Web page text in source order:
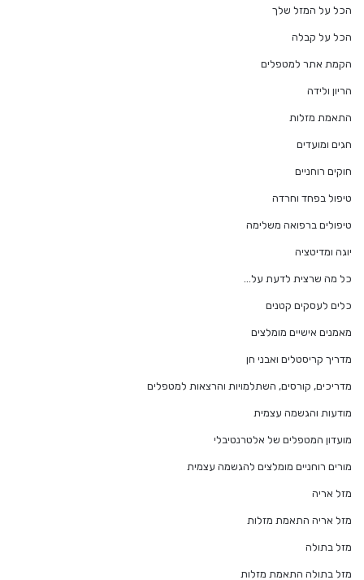
הכל על המזל שלך
הכל על קבלה
הקמת אתר למטפלים
הריון ולידה
התאמת מזלות
חגים ומועדים
חוקים רוחניים
טיפול בפחד וחרדה
טיפולים ברפואה משלימה
יוגה ומדיטציה
כל מה שרצית לדעת על…
כלים לעסקים קטנים
מאמנים אישיים מומלצים
מדריך קריסטלים ואבני חן
מדריכים, קורסים, השתלמויות והרצאות למטפלים
מודעות והגשמה עצמית
מועדון המטפלים של אלטרנטיבלי
מורים רוחניים מומלצים להגשמה עצמית
מזל אריה
מזל אריה התאמת מזלות
מזל בתולה
מזל בתולה התאמת מזלות